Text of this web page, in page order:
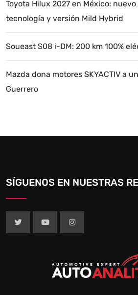
Toyota Hilux 2027 en México:
tecnología y versión Mild Hybrid
Soueast S08 i-DM: 200 km 100%
Mazda dona motores SKYACTIV a
Guerrero
SÍGUENOS EN NUESTRAS